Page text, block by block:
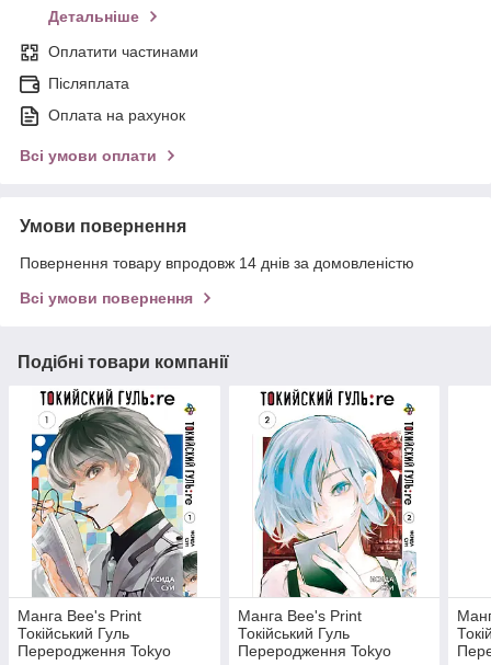
Детальніше
Оплатити частинами
Післяплата
Оплата на рахунок
Всі умови оплати
Умови повернення
Повернення товару впродовж 14 днів за домовленістю
Всі умови повернення
Подібні товари компанії
Манга Bee's Print
Токійський Гуль
Переродження Tokyo
Манга Bee's Print
Токійський Гуль
Переродження Tokyo